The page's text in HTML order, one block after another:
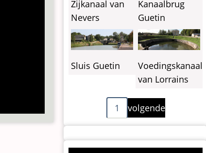
Zijkanaal van
Nevers
Kanaalbrug
Guetin
Sluis Guetin
Voedingskanaal
van Lorrains
Paginering
1
Volgende
pagina
volgende